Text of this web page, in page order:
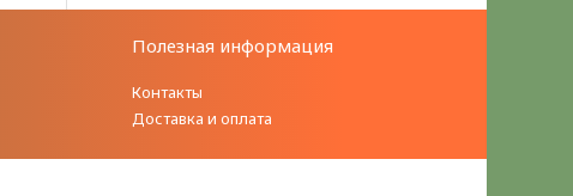
Полезная информация
Контакты
Доставка и оплата